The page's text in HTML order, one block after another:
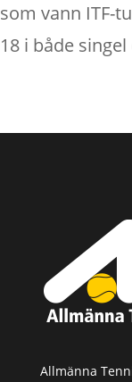
som vann ITF-
18 i både
Allmänna